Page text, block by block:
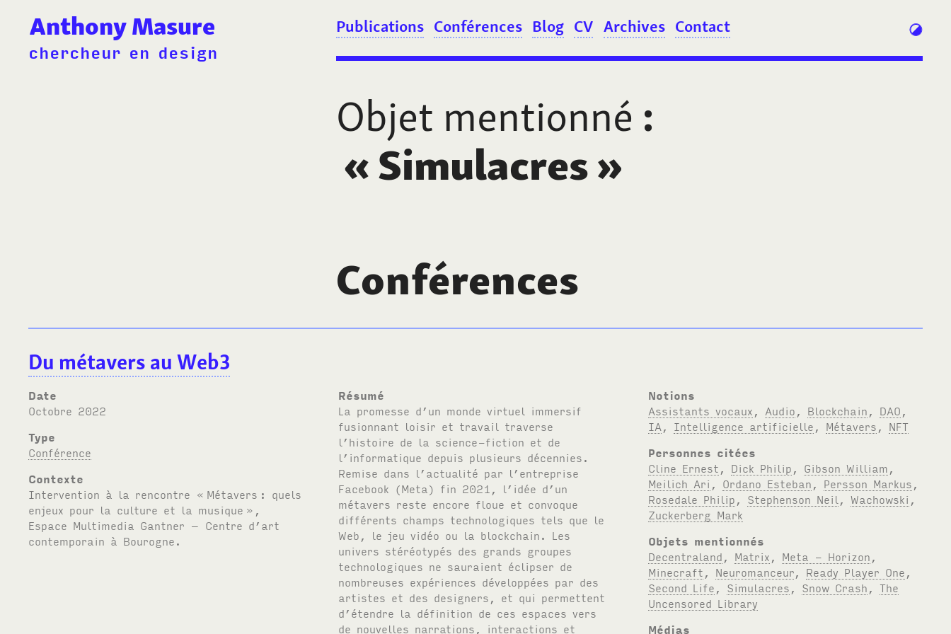
Anthony Masure
chercheur en design
Publications Conférences Blog CV Archives Contact
Objet mentionné :
«Simulacres»
Conférences
Du métavers au Web3
Date
octobre 2022
Type
Conférence
Contexte
Intervention à la rencontre « Métavers : quels
enjeux pour la culture et la musique »,
Espace Multimedia Gantner – Centre d’art
contemporain à Bourogne.
Résumé
La promesse d’un monde virtuel immersif
fusionnant loisir et travail traverse
l’histoire de la science-fiction et de
l’informatique depuis plusieurs décennies.
Remise dans l’actualité par l’entreprise
Facebook (Meta) fin 2021, l’idée d’un
métavers reste encore floue et convoque
différents champs technologiques tels que le
Web, le jeu vidéo ou la blockchain. Les
univers stéréotypés des grands groupes
technologiques ne sauraient éclipser de
nombreuses expériences développées par des
artistes et des designers, et qui permettent
d’étendre la définition de ces espaces vers
de nouvelles narrations, interactions et
Notions
Assistants vocaux
Audio Blockchain DAO
IA
Intelligence artificielle Métavers
NFT
Personnes citées
Cline Ernest
Dick Philip Gibson William
Meilich Ari
Ordano Esteban Persson Markus
Rosedale Philip
Stephenson Neil ,Wachowski
Zuckerberg Mark
Objets mentionnés
Decentraland
Matrix Meta - Horizon
Minecraft
Neuromanceur Ready Player One
Second Life
Simulacres Snow Crash ,The
Uncensored Library
Médias